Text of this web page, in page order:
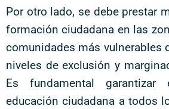
Por otro lado, se debe prestar
formación ciudadana en las
comunidades más vulnerables
niveles de exclusión y
Es fundamental
educación ciudadana a todos